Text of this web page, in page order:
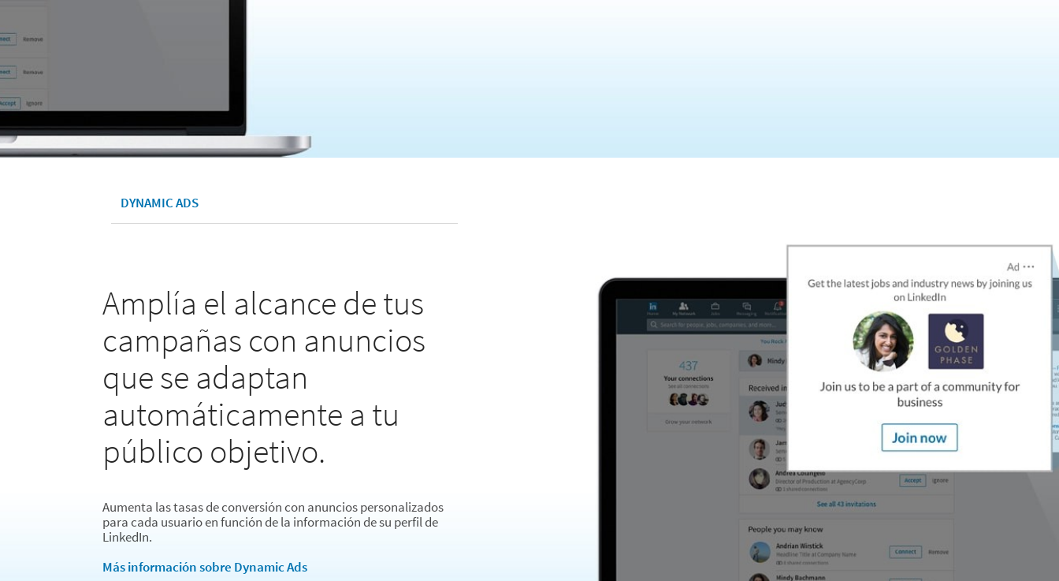
DYNAMIC ADS
Amplía el alcance de tus
campañas con anuncios
que se adaptan
automáticamente a tu
público objetivo.
Aumenta las tasas de conversión con anuncios personalizados
para cada usuario en función de la información de su perfil de
LinkedIn.
Más información sobre Dynamic Ads